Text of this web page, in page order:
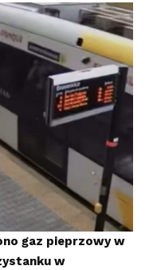
gaz pieprzowy w
w